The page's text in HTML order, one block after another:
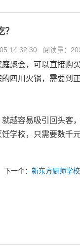
14:32:30 阅读量：
聚会，可以直接购
四川火锅，需要到
越容易吸引回头客
学校，只需要数千
下一个：新东方厨师学